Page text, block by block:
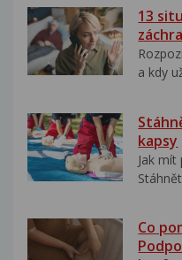
13
a kdy
kapsy
Jak
Co